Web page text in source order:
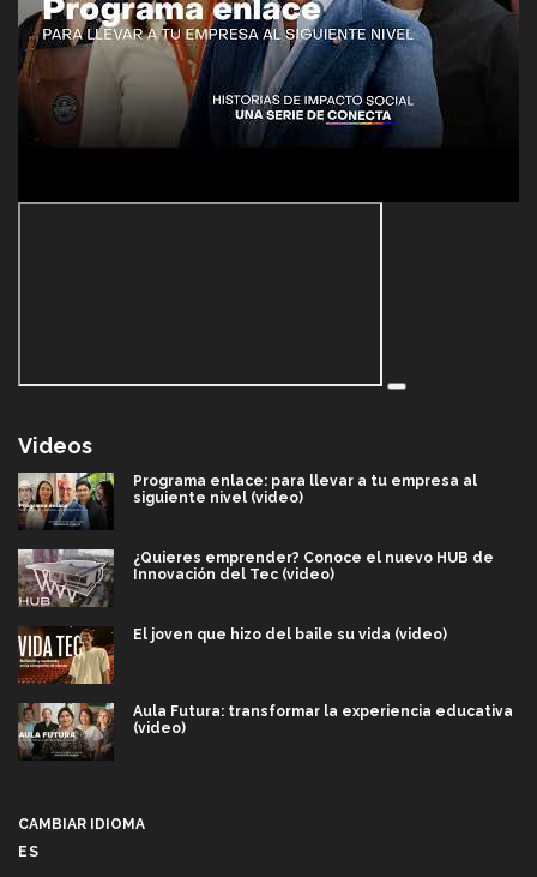
Videos
Programa enlace: para llevar a tu empresa al
siguiente nivel (video)
¿Quieres emprender? Conoce el nuevo HUB de
Innovación del Tec (video)
El joven que hizo del baile su vida (video)
Aula Futura: transformar la experiencia educativa
(video)
CAMBIAR IDIOMA
ES